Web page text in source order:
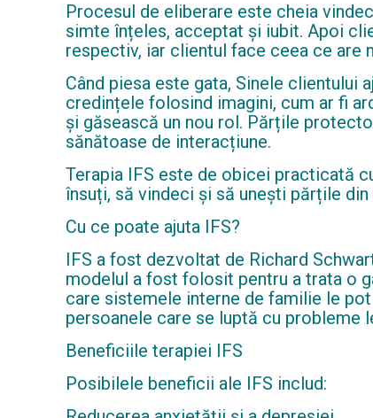
Procesul de eliberare este cheia
simte înțeles, acceptat și iubit. Apoi
respectiv, iar clientul face ceea ce are
Când piesa este gata, Sinele clientului
credințele folosind imagini, cum ar fi
și găsească un nou rol. Părțile
sănătoase de interacțiune.
Terapia IFS este de obicei practicată
însuți, să vindeci și să unești părțile
Cu ce ​​poate ajuta IFS?
IFS a fost dezvoltat de Richard
modelul a fost folosit pentru a trata o
care sistemele interne de familie le
persoanele care se luptă cu probleme
Beneficiile terapiei IFS
Posibilele beneficii ale IFS includ: